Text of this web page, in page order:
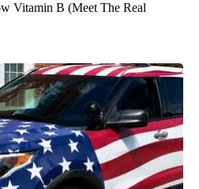
Vitamin B (Meet The Real